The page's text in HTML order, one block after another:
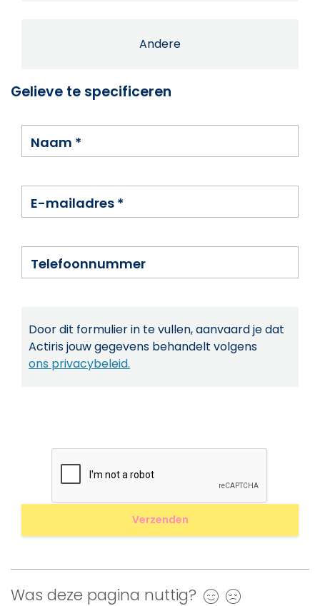
Andere
Gelieve te specificeren
Naam *
E-mailadres *
Telefoonnummer
Door dit formulier in te vullen, aanvaard je dat
Actiris jouw gegevens behandelt volgens
ons privacybeleid.
Was deze pagina nuttig? Ja